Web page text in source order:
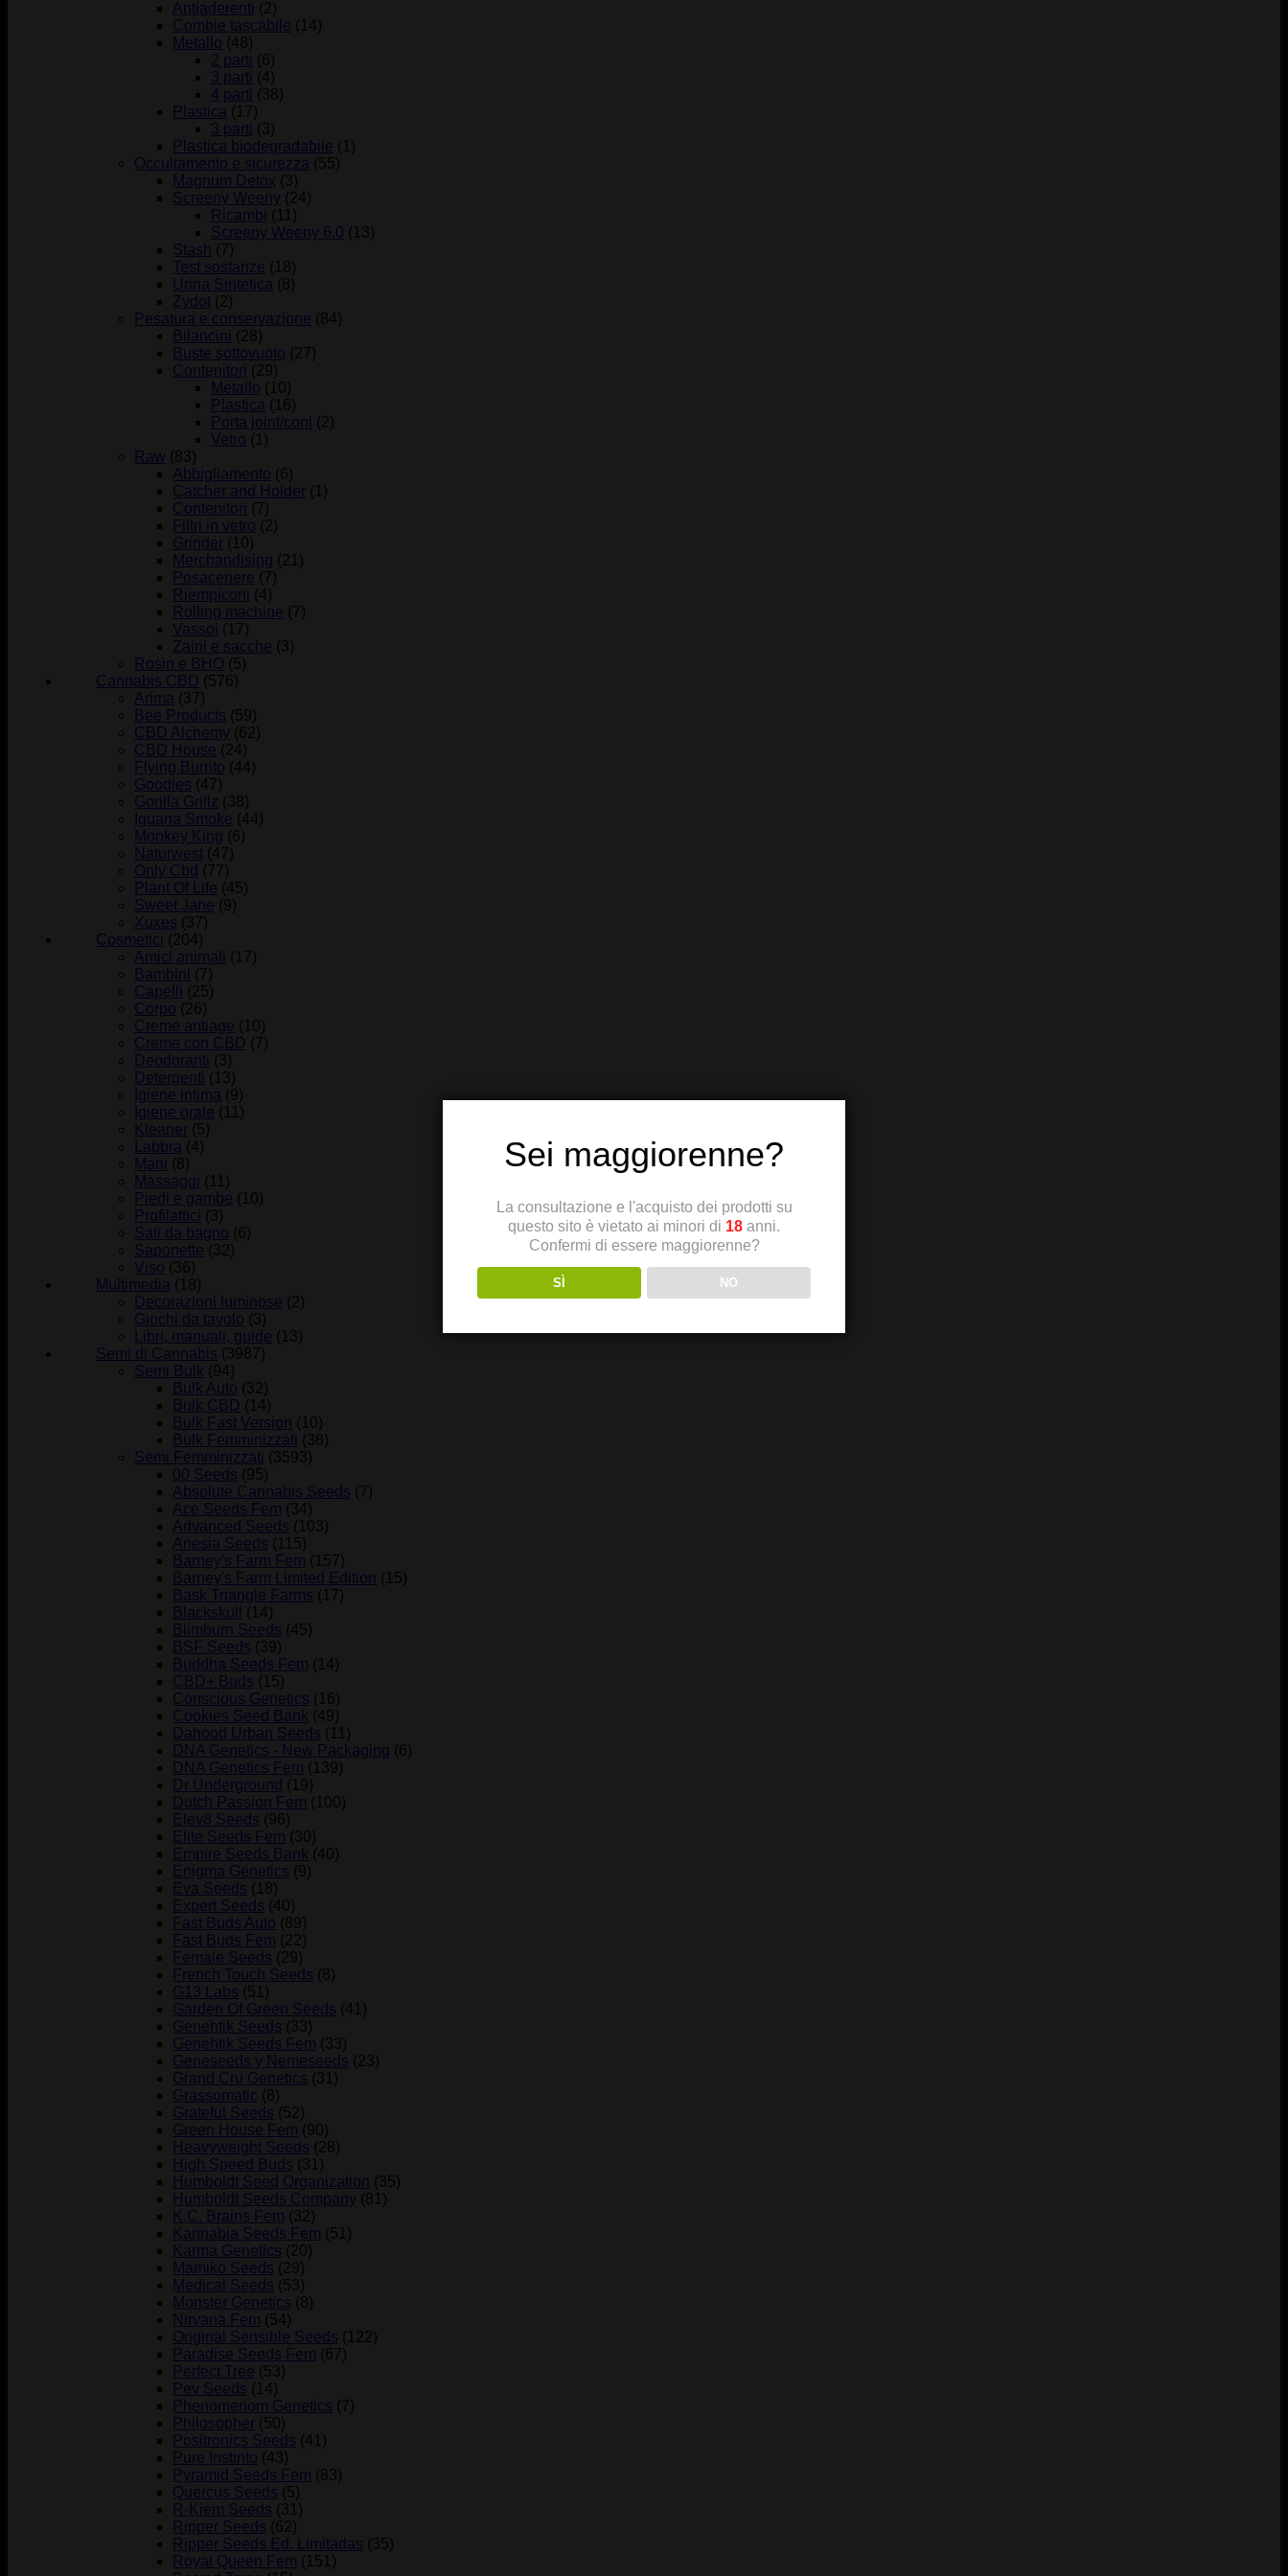
Antiaderenti (2)
Combie tascabile (14)
Metallo (48)
2 parti (6)
3 parti (4)
4 parti (38)
Plastica (17)
3 parti (3)
Plastica biodegradabile (1)
Occultamento e sicurezza (55)
Magnum Detox (3)
Screeny Weeny (24)
Ricambi (11)
Screeny Weeny 6.0 (13)
Stash (7)
Test sostanze (18)
Urina Sintetica (8)
Zydot (2)
Pesatura e conservazione (84)
Bilancini
(28)
Buste sottovuoto (27)
Contenitori (29)
Metallo (10)
Plastica (16)
Porta joint/coni
(2)
Vetro (1)
Raw (83)
Abbigliamento (6)
Catcher and Holder (1)
Contenitori (7)
Filtri in vetro (2)
Grinder (10)
Merchandising (21)
Posacenere (7)
Riempiconi
(4)
Rolling machine (7)
Vassoi (17)
Zaini e sacche (3)
Rosin e BHO (5)
Cannabis CBD (576)
Arima (37)
Bee Products (59)
CBD Alchemy (62)
CBD House (24)
Flying Burrito (44)
Goodies (47)
Gorilla Grillz (38)
Iguana Smoke (44)
Monkey King (6)
Naturwest (47)
Only Cbd (77)
Plant Of Life (45)
Sweet Jane (9)
Xuxes (37)
Cosmetici (204)
Amici animali
(17)
Bambini
(7)
Capelli
(25)
Corpo (26)
Creme antiage (10)
Creme con CBD (7)
Deodoranti (3)
Detergenti (13)
Igiene intima (9)
Igiene orale (11)
Kleaner (5)
Labbra (4)
Mani
(8)
Massaggi
(11)
Piedi e gambe (10)
Profilattici (3)
Sali da bagno (6)
Saponette (32)
Viso (36)
Multimedia (18)
Decorazioni luminose (2)
Giochi da tavolo (3)
Libri, manuali, guide (13)
Semi di Cannabis (3987)
Semi Bulk (94)
Bulk Auto (32)
Bulk CBD (14)
Bulk Fast Version (10)
Bulk Femminizzati (38)
Semi Femminizzati (3593)
00 Seeds (95)
Absolute Cannabis Seeds (7)
Ace Seeds Fem (34)
Advanced Seeds (103)
Anesia Seeds (115)
Barney's Farm Fem (157)
Barney's Farm Limited Edition (15)
Bask Triangle Farms (17)
Blackskull
(14)
Blimburn Seeds (45)
BSF Seeds (39)
Buddha Seeds Fem (14)
CBD+ Buds (15)
Conscious Genetics (16)
Cookies Seed Bank (49)
Dahood Urban Seeds (11)
DNA Genetics - New Packaging (6)
DNA Genetics Fem (139)
Dr Underground (19)
Dutch Passion Fem (100)
Elev8 Seeds (96)
Elite Seeds Fem (30)
Empire Seeds Bank (40)
Enigma Genetics (9)
Eva Seeds (18)
Expert Seeds (40)
Fast Buds Auto (89)
Fast Buds Fem (22)
Female Seeds (29)
French Touch Seeds (8)
G13 Labs (51)
Garden Of Green Seeds (41)
Genehtik Seeds (33)
Genehtik Seeds Fem (33)
Geneseeds y Nemeseeds (23)
Grand Cru Genetics (31)
Grassomatic (8)
Grateful Seeds (52)
Green House Fem (90)
Heavyweight Seeds (28)
High Speed Buds (31)
Humboldt Seed Organization (35)
Humboldt Seeds Company (81)
K.C. Brains Fem (32)
Kannabia Seeds Fem (51)
Karma Genetics (20)
Mamiko Seeds (29)
Medical Seeds (53)
Monster Genetics (8)
Nirvana Fem (54)
Original Sensible Seeds (122)
Paradise Seeds Fem (67)
Perfect Tree (53)
Pev Seeds (14)
Phenomenom Genetics (7)
Philosopher (50)
Positronics Seeds (41)
Pure Instinto (43)
Pyramid Seeds Fem (83)
Quercus Seeds (5)
R-Kiem Seeds (31)
Ripper Seeds (62)
Ripper Seeds Ed. Limitadas (35)
Royal Queen Fem (151)
Sei maggiorenne?
La consultazione e l'acquisto dei prodotti su
questo sito è vietato ai minori di 18 anni.
Confermi di essere maggiorenne?
SÌ NO